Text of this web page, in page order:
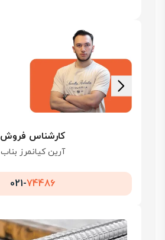
کارشناس فروش
آرین کیانمرز بناب
021-74486